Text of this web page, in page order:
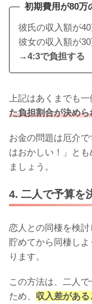
初期費用が80万
彼氏の収入額が
彼女の収入額が
→4:3で負担する
上記はあくまでも
た負担割合が決め
お金の問題は厄介
はおかしい！」と
ましょう。
4. 二人で予算を
恋人との同棲を検
貯めてから同棲し
ります。
この方法は、二人
ため、 収入差があ